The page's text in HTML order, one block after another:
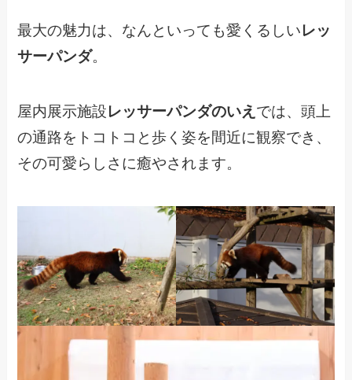
最大の魅力は、なんといっても愛くるしいレッ
サーパンダ。
屋内展示施設レッサーパンダのいえ では、頭上
の通路をトコトコと歩く姿を間近に観察でき、
その可愛らしさに癒やされます。